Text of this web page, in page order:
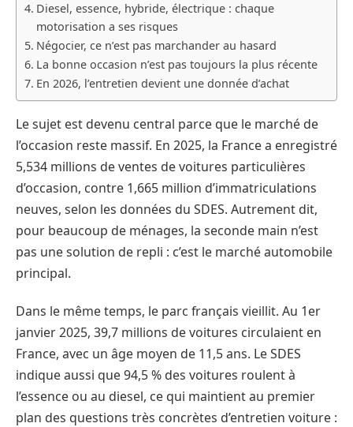
Diesel, essence, hybride, électrique : chaque
motorisation a ses risques
Négocier, ce n’est pas marchander au hasard
La bonne occasion n’est pas toujours la plus récente
En 2026, l’entretien devient une donnée d’achat
Le sujet est devenu central parce que le marché de
l’occasion reste massif. En 2025, la France a enregistré
5,534 millions de ventes de voitures particulières
d’occasion, contre 1,665 million d’immatriculations
neuves, selon les données du SDES. Autrement dit,
pour beaucoup de ménages, la seconde main n’est
pas une solution de repli : c’est le marché automobile
principal.
Dans le même temps, le parc français vieillit. Au 1er
janvier 2025, 39,7 millions de voitures circulaient en
France, avec un âge moyen de 11,5 ans. Le SDES
indique aussi que 94,5 % des voitures roulent à
l’essence ou au diesel, ce qui maintient au premier
plan des questions très concrètes d’entretien voiture :